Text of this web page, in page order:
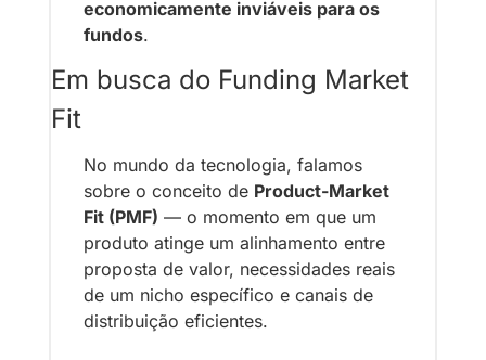
economicamente inviáveis para os
fundos.
Em busca do Funding Market
Fit
No mundo da tecnologia, falamos
sobre o conceito de Product-Market
Fit (PMF) — o momento em que um
produto atinge um alinhamento entre
proposta de valor, necessidades reais
de um nicho específico e canais de
distribuição eficientes.